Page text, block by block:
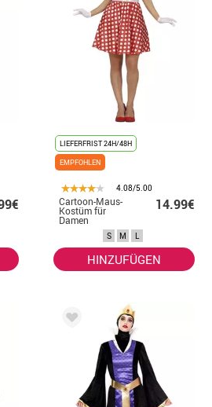
LIEFERFRIST 24H/48H
EMPFOHLEN
4.08/5.00
Cartoon-Maus-
Kostüm für
Damen
14.99€
S M L
HINZUFÜGEN